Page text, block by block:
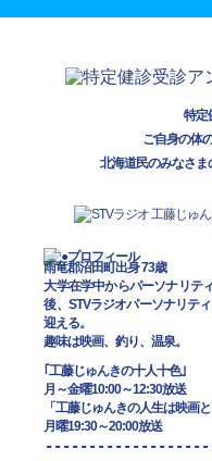
特定
ご自身の体
北海道民のみなさま
雨竜郡沼田町出身 73歳
大学在学中からパーソナリテ
後、STVラジオパーソナリテ
迎える。
趣味は映画、釣り、温泉。
｢工藤じゅんきの十人十色｣
月～金曜10:00～12:30放送
「工藤じゅんきの人生は映画と
月曜19:30～20:00放送